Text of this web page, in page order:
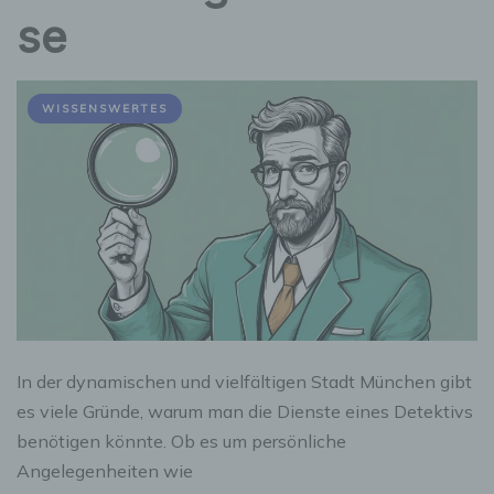
se
WISSENSWERTES
In der dynamischen und vielfältigen Stadt München gibt
es viele Gründe, warum man die Dienste eines Detektivs
benötigen könnte. Ob es um persönliche
Angelegenheiten wie